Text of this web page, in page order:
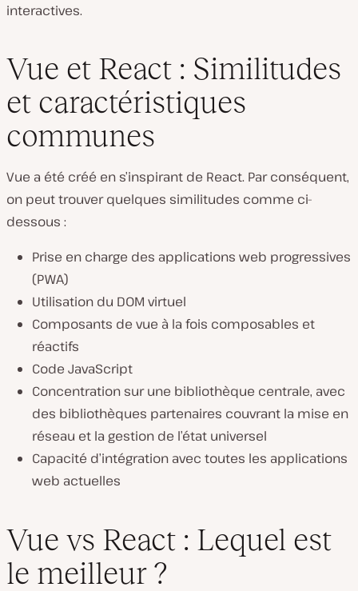
interactives.
Vue et React : Similitudes
et caractéristiques
communes
Vue a été créé en s’inspirant de React. Par conséquent,
on peut trouver quelques similitudes comme ci-
dessous :
Prise en charge des applications web progressives
(PWA)
Utilisation du DOM virtuel
Composants de vue à la fois composables et
réactifs
Code JavaScript
Concentration sur une bibliothèque centrale, avec
des bibliothèques partenaires couvrant la mise en
réseau et la gestion de l’état universel
Capacité d’intégration avec toutes les applications
web actuelles
Vue vs React : Lequel est
le meilleur ?